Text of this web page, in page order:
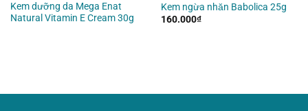
Kem dưỡng da Mega Enat
Natural Vitamin E Cream 30g
Kem ngừa nhăn Babolica 25g
160.000₫